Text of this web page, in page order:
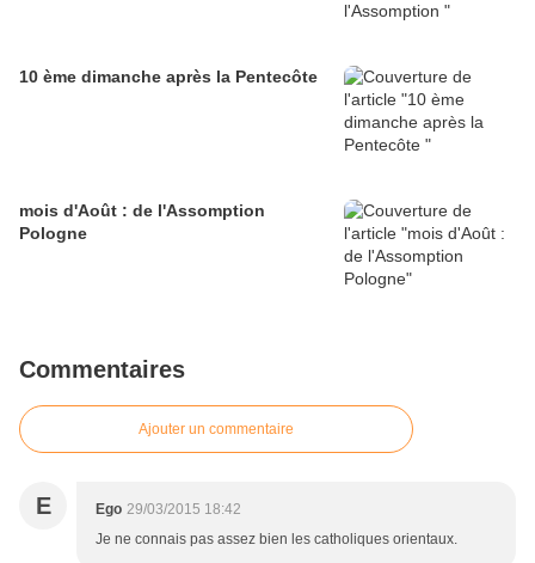
10 ème dimanche après la Pentecôte
mois d'Août : de l'Assomption
Pologne
Commentaires
Ajouter un commentaire
E Ego 29/03/2015 18:42
Je ne connais pas assez bien les catholiques orientaux.